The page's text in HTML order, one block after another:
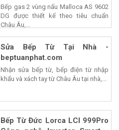
Bếp gas 2 vùng nấu Malloca AS 9602
DG được thiết kế theo tiêu chuẩn
Châu Âu,...
Sửa Bếp Từ Tại Nhà -
beptuanphat.com
Nhận sửa bếp từ, bếp điện từ nhập
khẩu và xách tay từ Châu Âu tại nhà,...
Bếp Từ Đức Lorca LCI 999Pro